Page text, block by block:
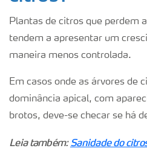
Plantas de citros que perdem
tendem a apresentar um
maneira menos controlada.
Em casos onde as árvores de
dominância apical, com
brotos, deve-se checar se há
Leia também:Sanidade do